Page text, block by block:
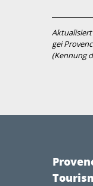
Aktualisiert
gei
(Kennung